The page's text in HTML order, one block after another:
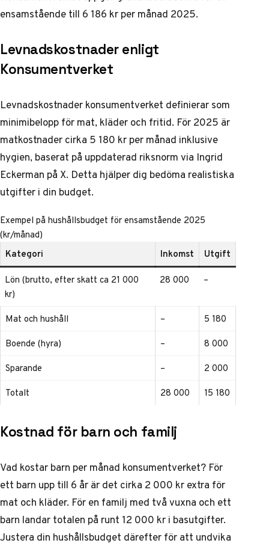
ensamstående till 6 186 kr per månad 2025.
Levnadskostnader enligt
Konsumentverket
Levnadskostnader konsumentverket definierar som
minimibelopp för mat, kläder och fritid. För 2025 är
matkostnader cirka 5 180 kr per månad inklusive
hygien, baserat på uppdaterad riksnorm via Ingrid
Eckerman på X. Detta hjälper dig bedöma realistiska
utgifter i din budget.
Exempel på hushållsbudget för ensamstående 2025
(kr/månad)
Kategori
Inkomst
Utgift
Lön (brutto, efter skatt ca 21 000
kr)
28 000 –
Mat och hushåll –
5 180
Boende (hyra)
–
8 000
Sparande
–
2 000
Totalt
28 000 15 180
Kostnad för barn och familj
Vad kostar barn per månad konsumentverket? För
ett barn upp till 6 år är det cirka 2 000 kr extra för
mat och kläder. För en familj med två vuxna och ett
barn landar totalen på runt 12 000 kr i basutgifter.
Justera din hushållsbudget därefter för att undvika